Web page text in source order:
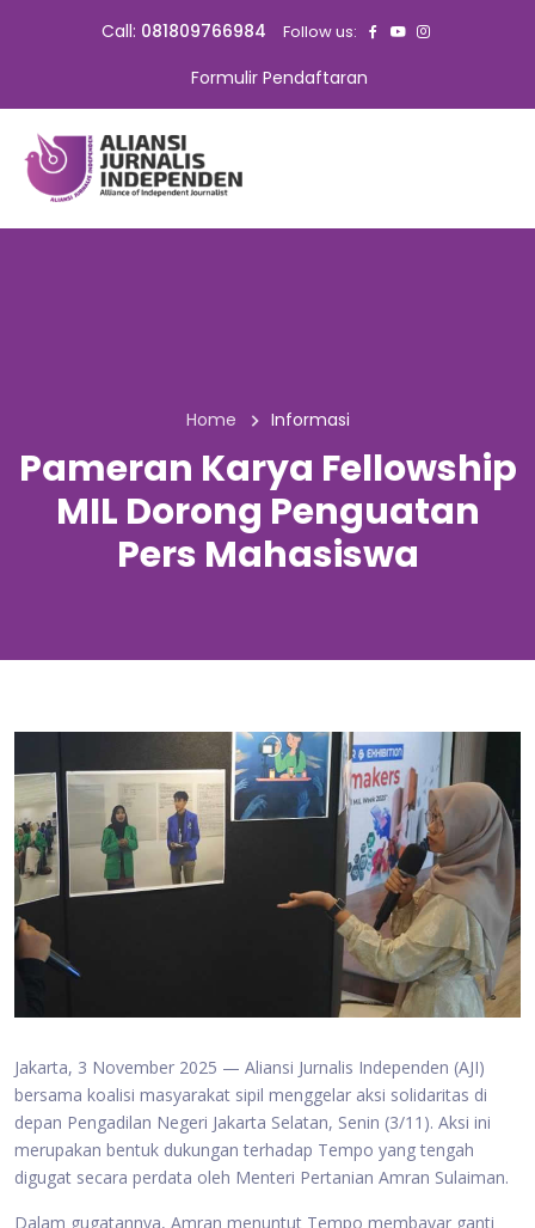
Call: 081809766984 Follow us:
Formulir Pendaftaran
Home Informasi
Pameran Karya Fellowship
MIL Dorong Penguatan
Pers Mahasiswa
Jakarta, 3 November 2025 — Aliansi Jurnalis Independen (AJI)
bersama koalisi masyarakat sipil menggelar aksi solidaritas di
depan Pengadilan Negeri Jakarta Selatan, Senin (3/11). Aksi ini
merupakan bentuk dukungan terhadap Tempo yang tengah
digugat secara perdata oleh Menteri Pertanian Amran Sulaiman.
Dalam gugatannya, Amran menuntut Tempo membayar ganti